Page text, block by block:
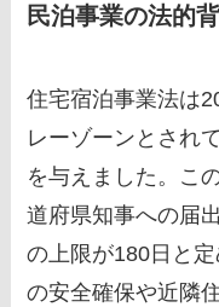
民泊事業の法的
住宅宿泊事業法は
レーゾーンとされ
を与えました。こ
道府県知事への届
の上限が180日と
の安全確保や近隣